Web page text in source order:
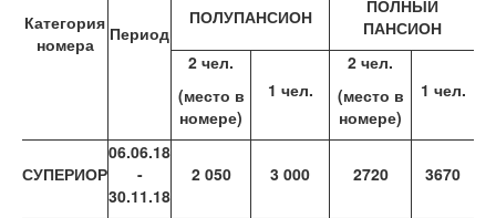
Категория
номера
Период
ПОЛУПАНСИОН
ПОЛНЫЙ
ПАНСИОН
2 чел.
(место в
номере)
1 чел.
2 чел.
(место в
номере)
1 чел.
СУПЕРИОР
06.06.18
-
30.11.18
2 050 3 000 2720 3670